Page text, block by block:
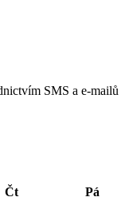
SMS a e-mailů
Čt Pá